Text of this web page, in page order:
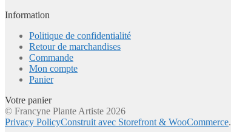
Information
Politique de confidentialité
Retour de marchandises
Commande
Mon compte
Panier
Votre panier
© Francyne Plante Artiste 2026
Privacy PolicyConstruit avec Storefront & WooCommerce.